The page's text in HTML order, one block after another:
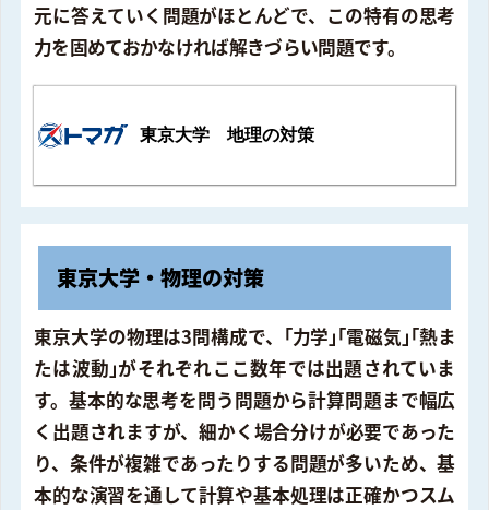
元に答えていく問題がほとんどで、この特有の思考
力を固めておかなければ解きづらい問題です。
東京大学 地理の対策
東京大学・物理の対策
東京大学の物理は3問構成で、｢力学｣｢電磁気｣｢熱ま
たは波動｣がそれぞれここ数年では出題されていま
す。基本的な思考を問う問題から計算問題まで幅広
く出題されますが、細かく場合分けが必要であった
り、条件が複雑であったりする問題が多いため、基
本的な演習を通して計算や基本処理は正確かつスム